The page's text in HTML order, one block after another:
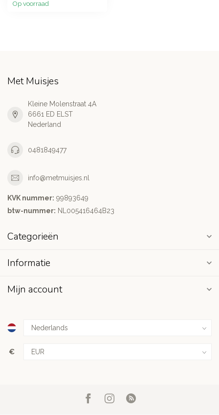
Op voorraad
Met Muisjes
Kleine Molenstraat 4A
6661 ED ELST
Nederland
0481849477
info@metmuisjes.nl
KVK nummer: 99893649
btw-nummer: NL005416464B23
Categorieën
Informatie
Mijn account
€